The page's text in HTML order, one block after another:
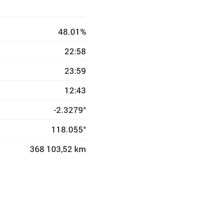
48.01%
22:58
23:59
12:43
-2.3279°
118.055°
368 103,52 km